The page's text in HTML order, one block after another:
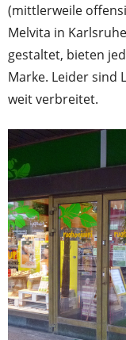
(mittlerweile
Melvita in
gestaltet, bieten
Marke. Leider sind
weit verbreitet.